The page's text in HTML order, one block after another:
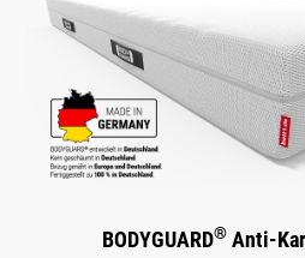
BODYGUARD® Anti-